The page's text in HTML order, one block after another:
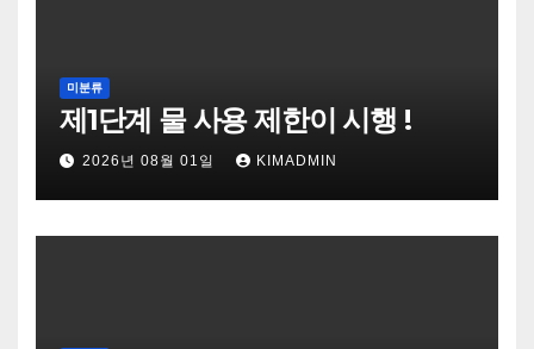
미분류
제1단계 물 사용 제한이 시행 !
2026년 08월 01일 KIMADMIN